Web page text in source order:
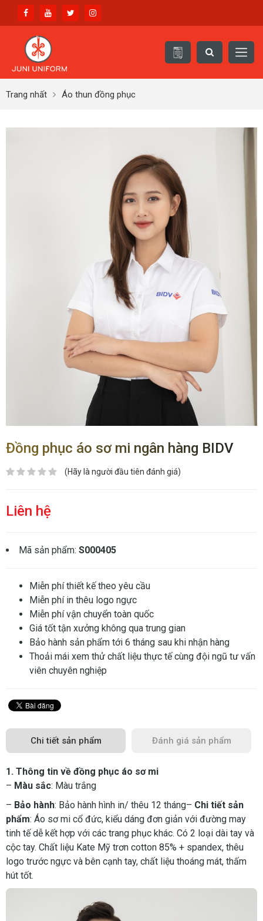
Trang nhất Áo thun đồng phục
Đồng phục áo sơ mi ngân hàng BIDV
(Hãy là người đầu tiên đánh giá)
Liên hệ
Mã sản phẩm: S000405
Miễn phí thiết kế theo yêu cầu
Miễn phí in thêu logo ngực
Miễn phí vận chuyển toàn quốc
Giá tốt tận xưởng không qua trung gian
Bảo hành sản phẩm tới 6 tháng sau khi nhận hàng
Thoải mái xem thử chất liệu thực tế cùng đội ngũ tư vấn
viên chuyên nghiệp
Chi tiết sản phẩm Đánh giá sản phẩm
1. Thông tin về đồng phục áo sơ mi
– Màu sắc: Màu trắng
– Bảo hành: Bảo hành hình in/ thêu 12 tháng– Chi tiết sản
phẩm: Áo sơ mi cổ đức, kiểu dáng đơn giản với đường may
tinh tế dễ kết hợp với các trang phục khác. Có 2 loại dài tay và
cộc tay. Chất liệu Kate Mỹ trơn cotton 85% + spandex, thêu
logo trước ngực và bên cạnh tay, chất liệu thoáng mát, thấm
hút tốt.